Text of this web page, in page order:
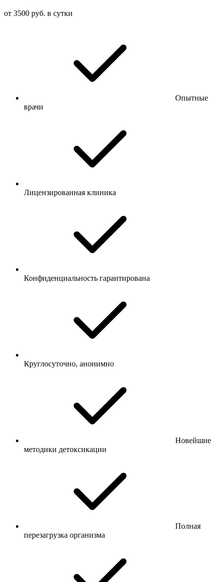
от 3500 руб. в сутки
Опытные
врачи
Лицензированная клиника
Конфиденциальность гарантирована
Круглосуточно, анонимно
Новейшие
методики детоксикации
Полная
перезагрузка организма